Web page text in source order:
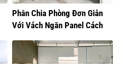
Phân Chia Phòng Đơn Giản
Với Vách Ngăn Panel Cách